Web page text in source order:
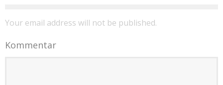
Your email address will not be published.
Kommentar